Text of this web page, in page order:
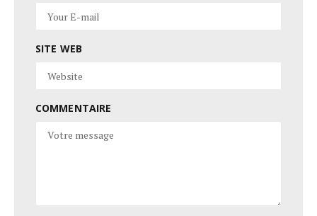
SITE WEB
COMMENTAIRE